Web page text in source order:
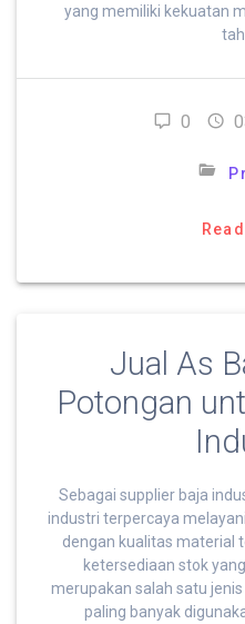
yang memiliki kekuatan
0
Jual As
Potongan
Sebagai supplier baja
industri terpercaya
dengan kualitas material
ketersediaan stok
merupakan salah satu
paling banyak